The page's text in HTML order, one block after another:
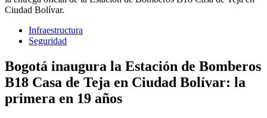
Infraestructura
Seguridad
Bogotá inaugura la Estación de Bomberos
B18 Casa de Teja en Ciudad Bolívar: la
primera en 19 años